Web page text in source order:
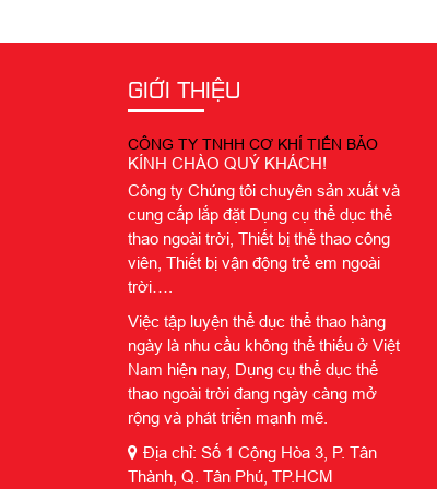
GIỚI THIỆU
CÔNG TY TNHH CƠ KHÍ TIẾN BẢO
KÍNH CHÀO QUÝ KHÁCH!
Công ty Chúng tôi chuyên sản xuất và
cung cấp lắp đặt Dụng cụ thể dục thể
thao ngoài trời, Thiết bị thể thao công
viên, Thiết bị vận động trẻ em ngoài
trời….
Việc tập luyện thể dục thể thao hàng
ngày là nhu cầu không thể thiếu ở Việt
Nam hiện nay, Dụng cụ thể dục thể
thao ngoài trời đang ngày càng mở
rộng và phát triển mạnh mẽ.
Địa chỉ: Số 1 Cộng Hòa 3, P. Tân
Thành, Q. Tân Phú, TP.HCM